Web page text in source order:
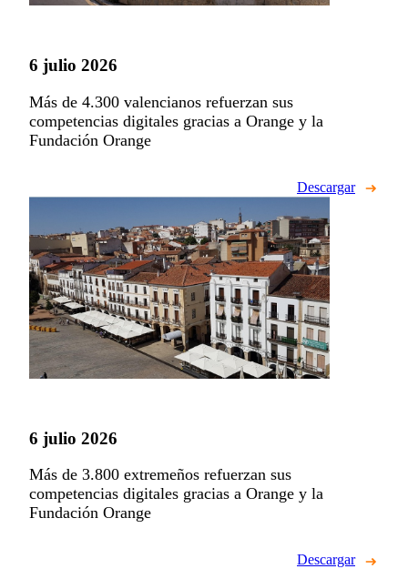
6 julio 2026
Más de 4.300 valencianos refuerzan sus
competencias digitales gracias a Orange y la
Fundación Orange
Descargar
6 julio 2026
Más de 3.800 extremeños refuerzan sus
competencias digitales gracias a Orange y la
Fundación Orange
Descargar